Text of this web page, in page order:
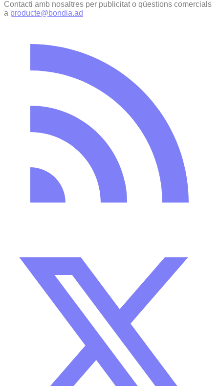
Contacti amb nosaltres per publicitat o qüestions comercials
a producte@bondia.ad